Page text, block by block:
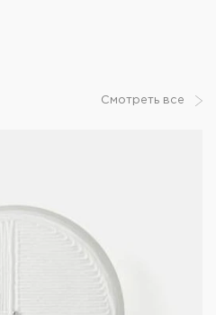
Смотреть все